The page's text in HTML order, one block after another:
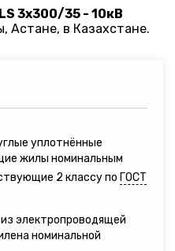
3х300/35 - 10кВ
Астане, в Казахстане.
уплотнённые
жилы номинальным
2 классу по ГОСТ
электропроводящей
номинальной